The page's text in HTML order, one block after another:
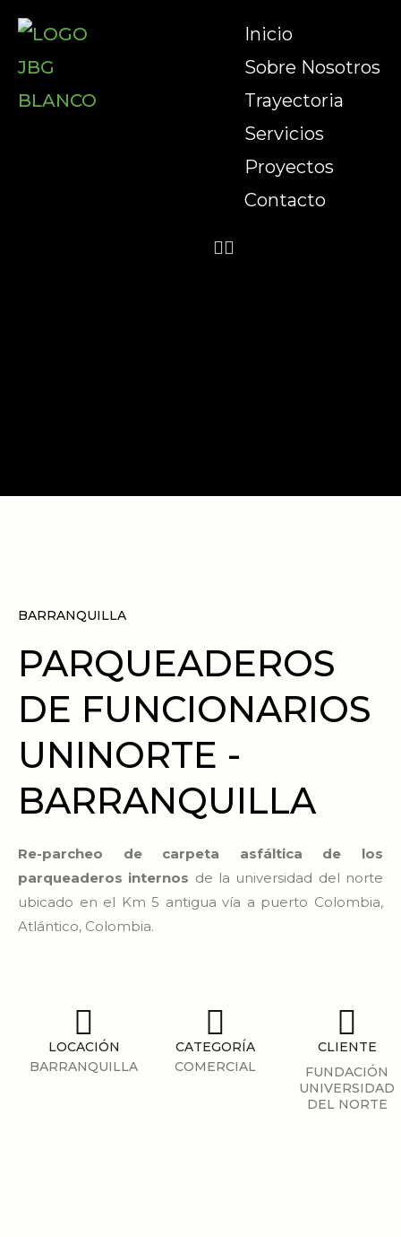
Inicio
Sobre Nosotros
Trayectoria
Servicios
Proyectos
Contacto
BARRANQUILLA
PARQUEADEROS
DE FUNCIONARIOS
UNINORTE -
BARRANQUILLA
Re-parcheo de carpeta asfáltica de los
parqueaderos internos de la universidad del norte
ubicado en el Km 5 antigua vía a puerto Colombia,
Atlántico, Colombia.
LOCACIÓN
BARRANQUILLA
CATEGORÍA
COMERCIAL
CLIENTE
FUNDACIÓN
UNIVERSIDAD
DEL NORTE